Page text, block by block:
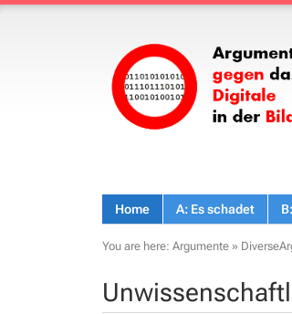
Home A: Es schadet
You are here: Argumente »